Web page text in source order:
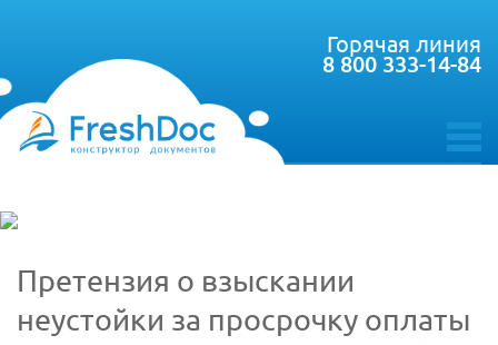
toggle
Горячая линия
8 800 333-14-84
Претензия о взыскании
неустойки за просрочку оплаты